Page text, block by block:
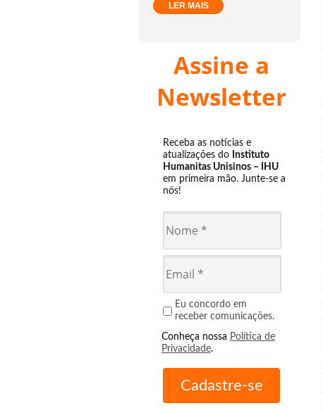
LER MAIS
Assine a
Newsletter
Receba as notícias e
atualizações do Instituto
Humanitas Unisinos – IHU
em primeira mão. Junte-se a
nós!
Eu concordo em
receber comunicações.
Conheça nossa Política de
Privacidade.